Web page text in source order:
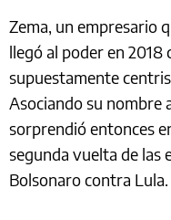
Zema, un empresario
llegó al poder en 2018
supuestamente
Asociando su nombre
sorprendió entonces
segunda vuelta de las
Bolsonaro contra Lula.